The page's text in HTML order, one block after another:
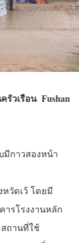
วเรือน Fushan
มีกาวสองหน้า
วัดเว้ โดยมี
ารโรงงานหลัก
ถานที่ใช้